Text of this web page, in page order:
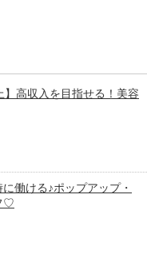
】高収入を目指せる！美容
に働ける♪ポップアップ・
♡